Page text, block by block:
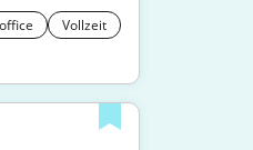
Vollzeit